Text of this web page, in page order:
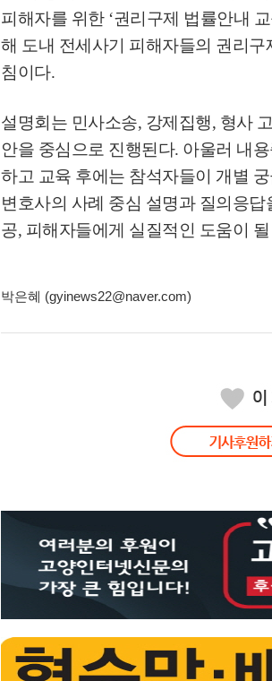
피해자를 위한 ‘권리구제 법률안내
해 도내 전세사기 피해자들의 권리
침이다.
설명회는 민사소송, 강제집행, 형사
안을 중심으로 진행된다. 아울러 내
하고 교육 후에는 참석자들이 개별
변호사의 사례 중심 설명과 질의응
공, 피해자들에게 실질적인 도움이
박은혜 (gyinews22@naver.com)